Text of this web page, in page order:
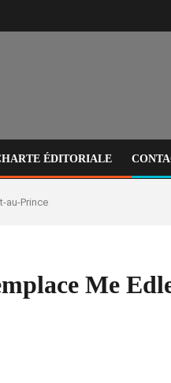
ÉDITORIALE
au-Prince
Me